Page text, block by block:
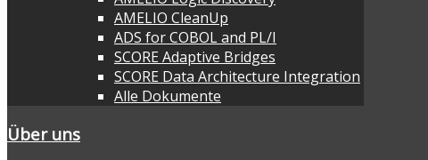
AMELIO CleanUp
ADS for COBOL and PL/I
SCORE Adaptive Bridges
SCORE Data Architecture Integration
Alle Dokumente
Über uns